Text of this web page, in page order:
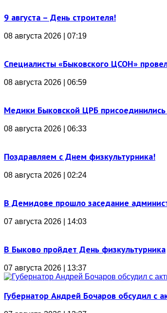
9 августа – День строителя!
08 августа 2026 | 07:19
Специалисты «Быковского ЦСОН»
08 августа 2026 | 06:59
Медики Быковской ЦРБ
08 августа 2026 | 06:33
Поздравляем с Днем физкультурника!
08 августа 2026 | 02:24
В Демидове прошло заседание
07 августа 2026 | 14:03
В Быково пройдет День физкультурника
07 августа 2026 | 13:37
Губернатор Андрей Бочаров обсудил с